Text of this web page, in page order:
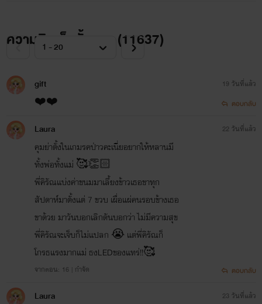
ความคิดเห็นทั้งหมด (11637)
gift
❤️❤️
19 วันที่แล้ว
ตอบกลับ
Laura
คุมย่าตั้งในเกมรคป่าวคะเนี่ยอยากให้หลานมี
ทั้งพ่อทั้งแม่ 🥰👏🏻
พี่คิรัณแบ่งค่าขนมมาเลี้ยงข้าวเธอขาทุก
สัปดาห์มาตั้งแต่ 7 ขวบ เผื่อแผ่คนรอบข้างเธอ
ขาด้วย มาวันบอกเลิกดันบอกว่า ไม่มีความสุข
พี่คิรัณจะเจ็บก็ไม่แปลก 😭 แต่พี่คิรัณก็
โกรธแรงมากแม่ ธงLEDของแทร่!!🥰
จากตอน: 16 | กำจัด
22 วันที่แล้ว
ตอบกลับ
Laura 23 วันที่แล้ว